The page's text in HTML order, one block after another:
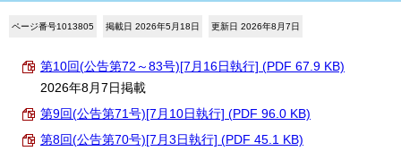
ページ番号1013805 掲載日 2026年5月18日 更新日 2026年8月7日
第10回(公告第72～83号)[7月16日執行] (PDF 67.9 KB)
2026年8月7日掲載
第9回(公告第71号)[7月10日執行] (PDF 96.0 KB)
第8回(公告第70号)[7月3日執行] (PDF 45.1 KB)